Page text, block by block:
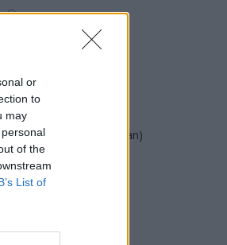
or
to
may
of the
List of
PNL
UDMR
PMP (Tomac)
Forța Dreptei (L. Orban)
REPER
SOS (Șoșoacă)